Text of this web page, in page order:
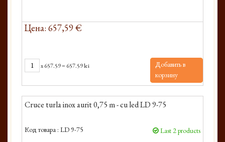
Цена: 657,59 €
x657.59= 657.59 lei
Добавить в
корзину
Cruce turla inox aurit 0,75 m - cu led LD 9-75
Код товара : LD 9-75 Last 2 products